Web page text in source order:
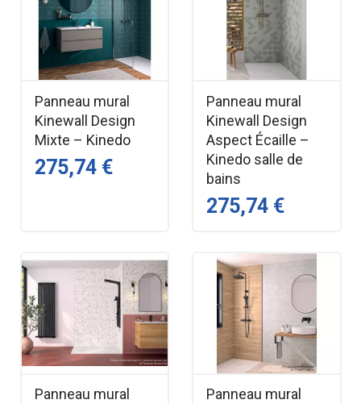
Panneau mural
Kinewall Design
Mixte – Kinedo
275,74 €
Panneau mural
Kinewall Design
Aspect Écaille –
Kinedo salle de
bains
275,74 €
Panneau mural
Panneau mural